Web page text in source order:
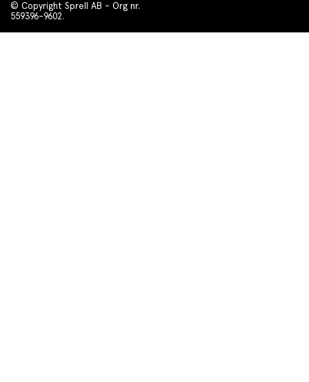
© Copyright Sprell AB - Org nr.
559396-9602.